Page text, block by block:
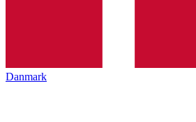
Danmark